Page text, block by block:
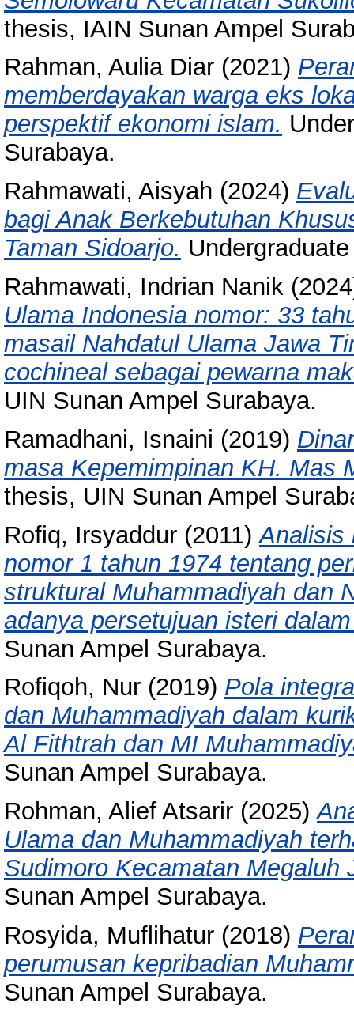
thesis, IAIN Sunan Ampel
Rahman, Aulia Diar (2021)
memberdayakan warga eks
perspektif ekonomi islam.
Surabaya.
Rahmawati, Aisyah (2024)
bagi Anak Berkebutuhan
Taman Sidoarjo.
Rahmawati, Indrian Nanik
Ulama Indonesia nomor: 33
masail Nahdatul Ulama Jawa
cochineal sebagai pewarna
UIN Sunan Ampel Surabaya.
Ramadhani, Isnaini (2019)
masa Kepemimpinan KH. Mas
thesis, UIN Sunan Ampel
Rofiq, Irsyaddur (2011)Analisis
nomor 1 tahun 1974 tentang
struktural Muhammadiyah dan
adanya persetujuan isteri
Sunan Ampel Surabaya.
Rofiqoh, Nur (2019) Pola
dan Muhammadiyah dalam
Al Fithtrah dan MI
Sunan Ampel Surabaya.
Rohman, Alief Atsarir (2025)
Ulama dan Muhammadiyah
Sudimoro Kecamatan Megaluh
Sunan Ampel Surabaya.
Rosyida, Muflihatur (2018)
perumusan kepribadian
Sunan Ampel Surabaya.